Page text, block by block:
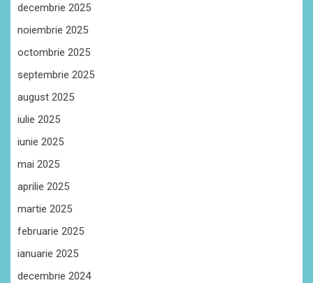
decembrie 2025
noiembrie 2025
octombrie 2025
septembrie 2025
august 2025
iulie 2025
iunie 2025
mai 2025
aprilie 2025
martie 2025
februarie 2025
ianuarie 2025
decembrie 2024